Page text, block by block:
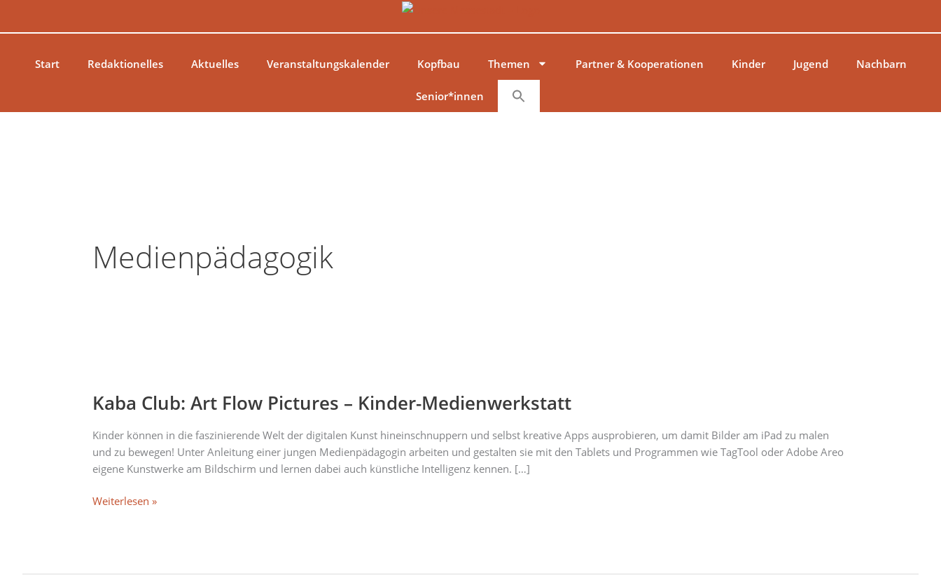
Start
Redaktionelles Aktuelles Veranstaltungskalender Kopfbau Themen Partner & Kooperationen Kinder Jugend Nachbarn
Senior*innen
Medienpädagogik
Kaba Club: Art Flow Pictures – Kinder-Medienwerkstatt
Kinder können in die faszinierende Welt der digitalen Kunst hineinschnuppern und selbst kreative Apps ausprobieren, um damit Bilder am iPad zu malen
und zu bewegen! Unter Anleitung einer jungen Medienpädagogin arbeiten und gestalten sie mit den Tablets und Programmen wie TagTool oder Adobe Areo
eigene Kunstwerke am Bildschirm und lernen dabei auch künstliche Intelligenz kennen. […]
Art
Pictures
–
Kinder-
Weiterlesen »